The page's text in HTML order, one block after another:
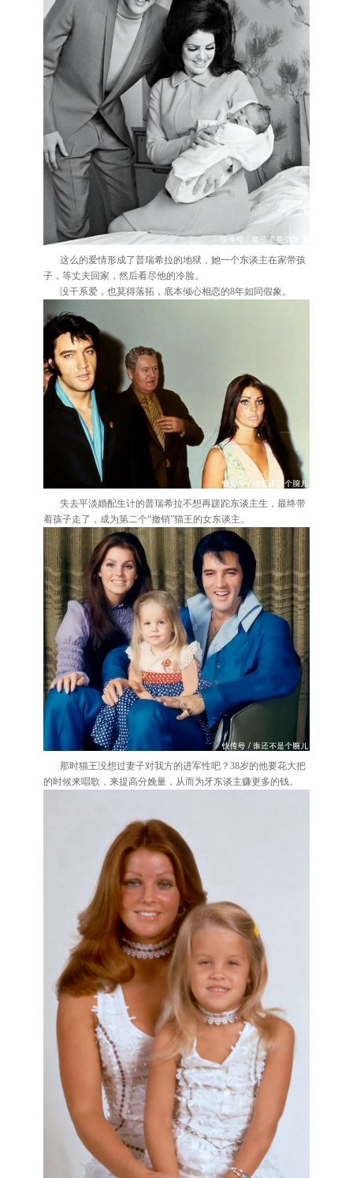
这么的爱情形成了普瑞希拉的地狱，她一个东谈主在家带孩
子，等丈夫回家，然后看尽他的冷脸。
没干系爱，也莫得落拓，底本倾心相恋的8年如同假象。
失去平淡婚配生计的普瑞希拉不想再蹉跎东谈主生，最终带
着孩子走了，成为第二个“撤销”猫王的女东谈主。
那时猫王没想过妻子对我方的进军性吧？38岁的他要花大把
的时候来唱歌，来提高分娩量，从而为牙东谈主赚更多的钱。